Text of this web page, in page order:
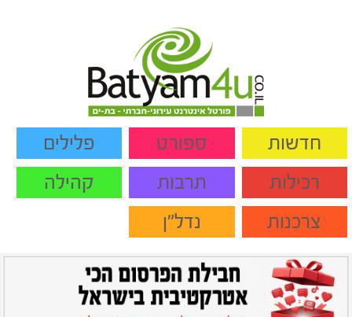
חדשות ספורט
פלילים
רכילות
תרבות
קהילה
צרכנות
נדל"ן